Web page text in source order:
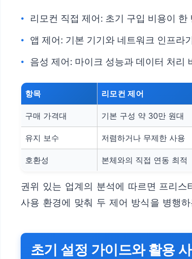
리모컨 직접 제어: 초기 구입 비용이
앱 제어: 기본 기기와 네트워크 인프라
음성 제어: 마이크 성능과 데이터 처리
항목 리모컨 제어
구매 가격대 기본 구성 약 30만 원대
유지 보수 저렴하거나 무제한 사용
호환성 본체와의 직접 연동 최적
권위 있는 업계의 분석에 따르면 프리
사용 환경에 맞춰 두 제어 방식을 병행
초기 설정 가이드와 활용